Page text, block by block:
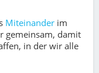
Miteinander im
gemeinsam, damit
in der wir alle